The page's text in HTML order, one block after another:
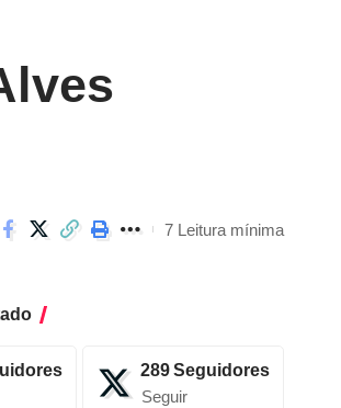
7 Leitura mínima
289Seguidores
Seguir